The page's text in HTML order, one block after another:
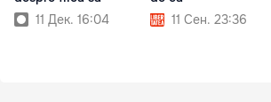
11 Дек. 16:04
11 Сен. 23:36